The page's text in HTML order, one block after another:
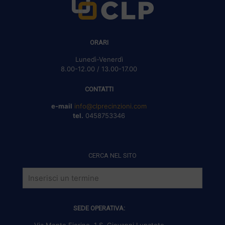
ORARI
Lunedì-Venerdì
8.00-12.00 / 13.00-17.00
CONTATTI
e-mail info@clprecinzioni.com
tel. 0458753346
CERCA NEL SITO
SEDE OPERATIVA: